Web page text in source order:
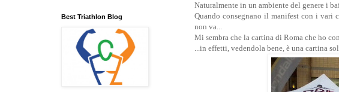
Naturalmente in un ambiente del genere i
Quando consegnano il manifest con i vari
non va...
Mi sembra che la cartina di Roma che ho
...in effetti, vedendola bene, è una cartina
Best Triathlon Blog